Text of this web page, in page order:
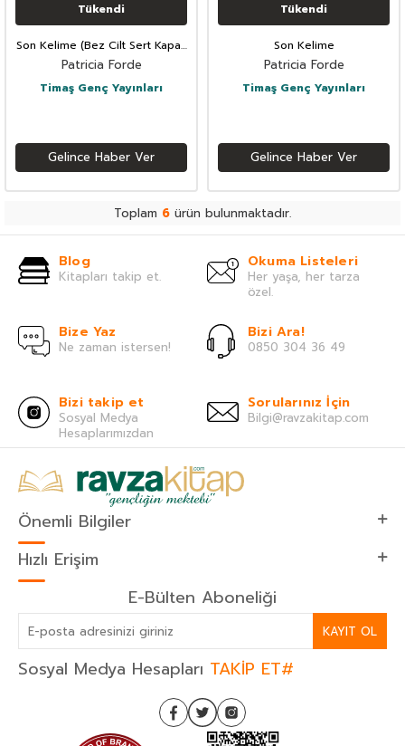
Tükendi
Son Kelime (Bez Cilt Sert Kapak
Şömizli)
Patricia Forde
Timaş Genç Yayınları
Gelince Haber Ver
Tükendi
Son Kelime
Patricia Forde
Timaş Genç Yayınları
Gelince Haber Ver
Toplam 6 ürün bulunmaktadır.
Blog
Kitapları takip et.
Okuma Listeleri
Her yaşa, her tarza
özel.
Bize Yaz
Ne zaman istersen!
Bizi Ara!
0850 304 36 49
Bizi takip et
Sosyal Medya
Hesaplarımızdan
Sorularınız İçin
Bilgi@ravzakitap.com
Önemli Bilgiler
Hızlı Erişim
E-Bülten Aboneliği
KAYIT OL
Sosyal Medya Hesapları TAKİP ET#